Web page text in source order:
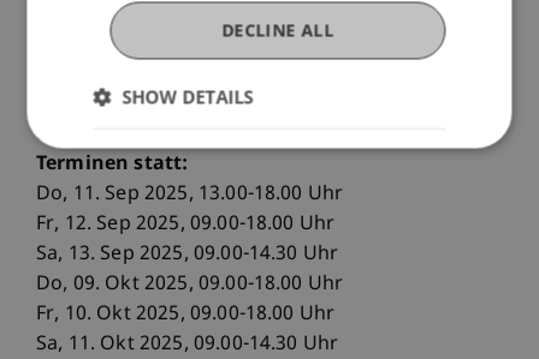
Detailprogramm vorbehaltlich kleiner
Die Veranstaltung findet an folgenden
Terminen statt:
Do, 11. Sep 2025, 13.00-18.00 Uhr
Fr, 12. Sep 2025, 09.00-18.00 Uhr
Sa, 13. Sep 2025, 09.00-14.30 Uhr
Do, 09. Okt 2025, 09.00-18.00 Uhr
Fr, 10. Okt 2025, 09.00-18.00 Uhr
Sa, 11. Okt 2025, 09.00-14.30 Uhr
DECLINE ALL
SHOW DETAILS